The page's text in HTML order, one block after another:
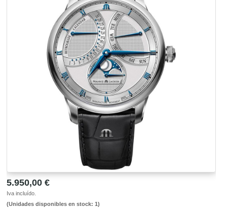
5.950,00 €
Iva incluído.
(Unidades disponibles en stock: 1)